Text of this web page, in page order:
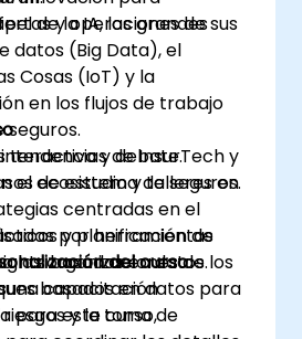
y operaciones de sus
de la IA, los grandes
datos (Big Data), el
Cosas (IoT) y la
en los flujos de trabajo
seguros.
tendencias de InsurTech y
el ecosistema de seguros.
centradas en el
por herramientas
basados en datos.
basados en datos para
y la toma de
y debate.
de estudio y talleres en
y planificación de
las organizaciones de los
del curso
una capacitación
para este curso,